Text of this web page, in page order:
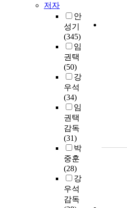
저자
안
성기
(345)
임
권택
(50)
강
우석
(34)
임
권택
감독
(31)
박
중훈
(28)
강
우석
감독